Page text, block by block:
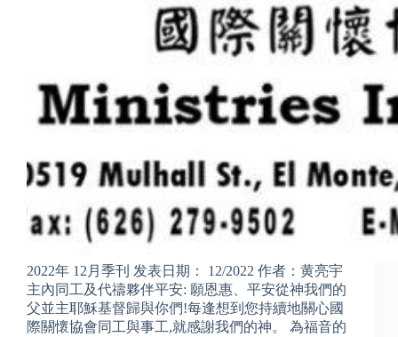
2022年 12月季刊 发表日期： 12/2022 作者：黄亮宇
主內同工及代禱夥伴平安: 願恩惠、平安從神我們的
父並主耶穌基督歸與你們!每逢想到您持續地關心國
際關懷協會同工與事工,就感謝我們的神。 為福音的